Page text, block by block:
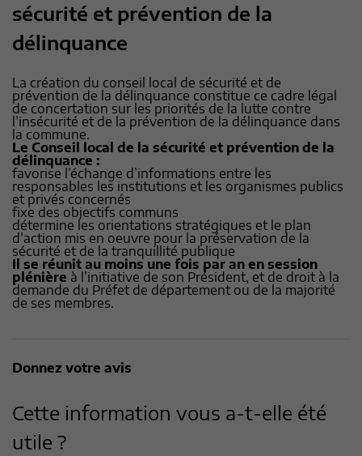
sécurité et prévention de la
délinquance
La création du conseil local de sécurité et de
prévention de la délinquance constitue ce cadre légal
de concertation sur les priorités de la lutte contre
l’insécurité et de la prévention de la délinquance dans
la commune.
Le Conseil local de la sécurité et prévention de la
délinquance :
favorise l’échange d’informations entre les
responsables les institutions et les organismes publics
et privés concernés
fixe des objectifs communs
détermine les orientations stratégiques et le plan
d’action mis en oeuvre pour la préservation de la
sécurité et de la tranquillité publique
Il se réunit au moins une fois par an en session
plénière à l’initiative de son Président, et de droit à la
demande du Préfet de département ou de la majorité
de ses membres.
Donnez votre avis
Cette information vous a-t-elle été
utile ?